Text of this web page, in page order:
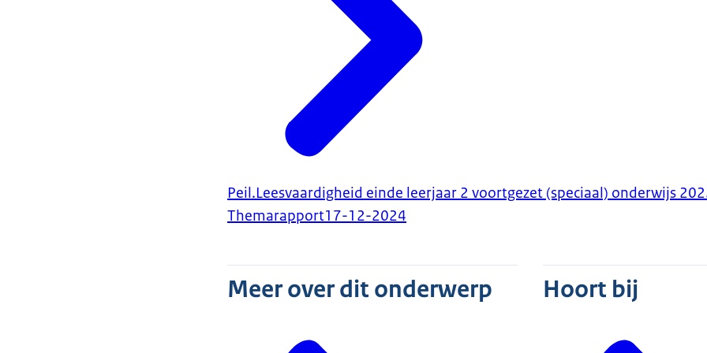
Peil.Leesvaardigheid einde leerjaar 2 voortgezet (speciaal) onderwijs
Themarapport17-12-2024
Meer over dit onderwerp Hoort bij